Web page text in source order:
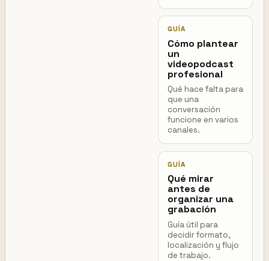
GUÍA
Cómo plantear
un
videopodcast
profesional
Qué hace falta para
que una
conversación
funcione en varios
canales.
GUÍA
Qué mirar
antes de
organizar una
grabación
Guía útil para
decidir formato,
localización y flujo
de trabajo.